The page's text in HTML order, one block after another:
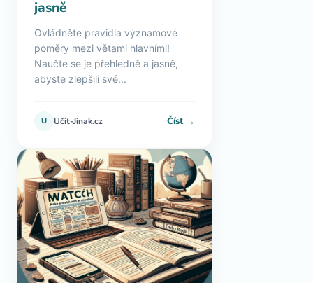
jasně
Ovládněte pravidla významové
poměry mezi větami hlavními!
Naučte se je přehledně a jasně,
abyste zlepšili své...
U Učit-Jinak.cz Číst →